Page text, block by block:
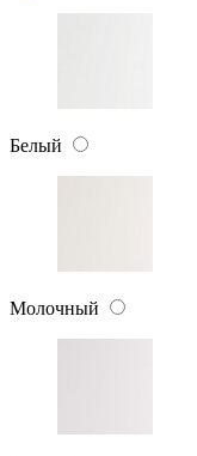
Белый
Молочный